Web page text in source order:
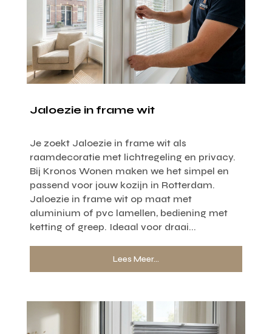
Jaloezie in frame wit
Je zoekt Jaloezie in frame wit als
raamdecoratie met lichtregeling en privacy.
Bij Kronos Wonen maken we het simpel en
passend voor jouw kozijn in Rotterdam.
Jaloezie in frame wit op maat met
aluminium of pvc lamellen, bediening met
ketting of greep. Ideaal voor draai...
Lees Meer...